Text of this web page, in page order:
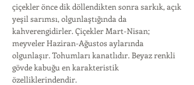
çiçekler önce dik döllendikten sonra sarkık, açık
yeşil sarımsı, olgunlaştığında da
kahverengidirler. Çiçekler Mart-Nisan;
meyveler Haziran-Ağustos aylarında
olgunlaşır. Tohumları kanatlıdır. Beyaz renkli
gövde kabuğu en karakteristik
özelliklerindendir.